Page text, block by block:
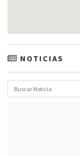
NOTICIAS